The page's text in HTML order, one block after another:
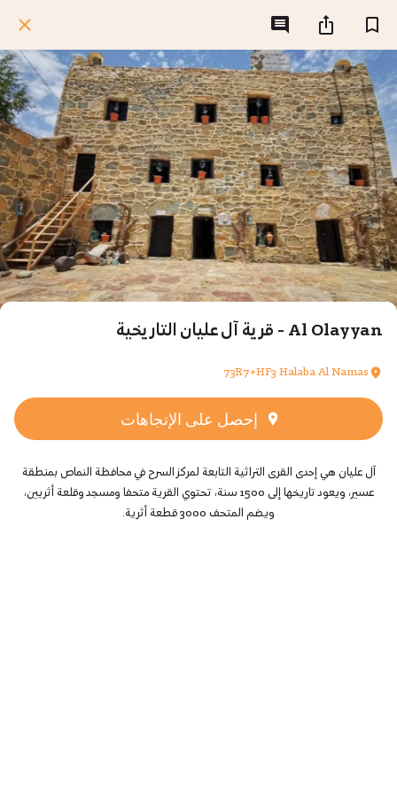
Al Olayyan - قرية آل عليان التاريخية
73R7+HF3 Halaba Al Namas
إحصل على الإتجاهات
آل عليان هي إحدى القرى التراثية التابعة لمركز السرح في محافظة النماص بمنطقة
عسير، ويعود تاريخها إلى 1500 سنة، تحتوي القرية متحفا ومسجد وقلعة أثريين،
ويضم المتحف 3000 قطعة أثرية.